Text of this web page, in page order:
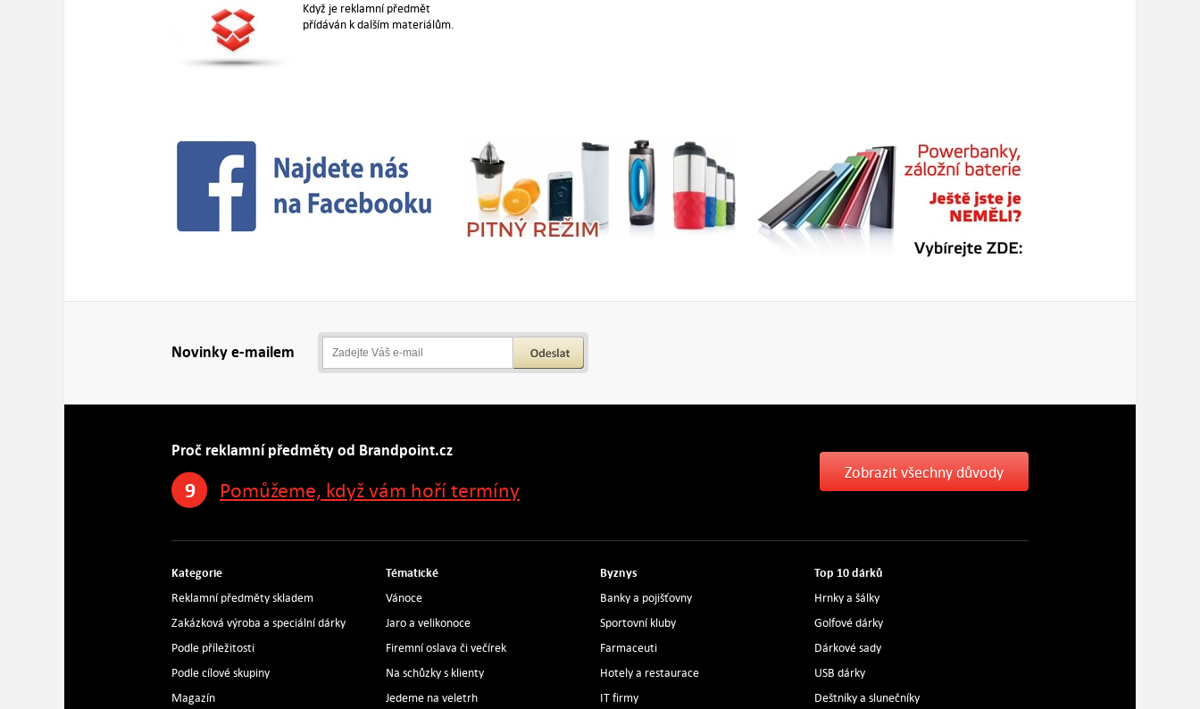
Když je reklamní předmět
přídáván k dalším materiálům.
Novinky e-mailem
Proč reklamní předměty od Brandpoint.cz
9 Pomůžeme, když vám hoří termíny
Zobrazit všechny důvody
Kategorie
Reklamní předměty skladem
Zakázková výroba a speciální dárky
Podle příležitosti
Podle cílové skupiny
Magazín
Tématické
Vánoce
Jaro a velikonoce
Firemní oslava či večírek
Na schůzky s klienty
Jedeme na veletrh
Byznys
Banky a pojišťovny
Sportovní kluby
Farmaceuti
Hotely a restaurace
IT firmy
Top 10 dárků
Hrnky a šálky
Golfové dárky
Dárkové sady
USB dárky
Deštníky a slunečníky